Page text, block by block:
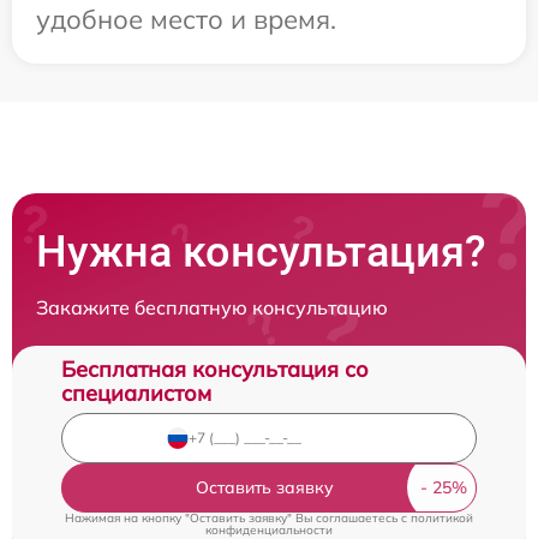
удобное место и время.
Нужна консультация?
Закажите бесплатную консультацию
Бесплатная консультация со
специалистом
Оставить заявку
Нажимая на кнопку "Оставить заявку" Вы соглашаетесь cполитикой
конфиденциальности